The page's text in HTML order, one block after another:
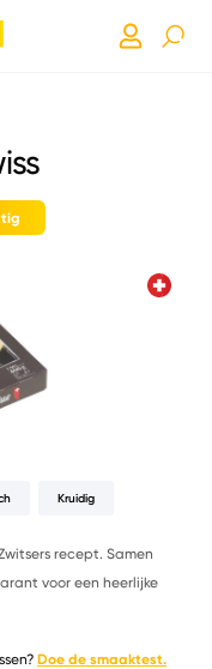
Kruidig
recept. Samen
voor een heerlijke
Doe de smaaktest.